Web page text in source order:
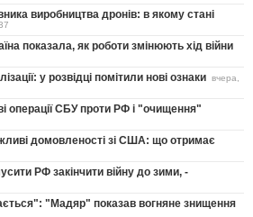
виробництва дронів: в якому стані
показала, як роботи змінюють хід війни
у розвідці помітили нові ознаки вчера,
операції СБУ проти РФ і "очищення"
домовленості зі США: що отримає
РФ закінчити війну до зими, -
"Мадяр" показав вогняне знищення